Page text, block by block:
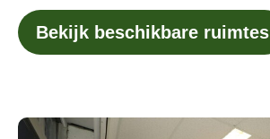
Bekijk beschikbare ruimtes